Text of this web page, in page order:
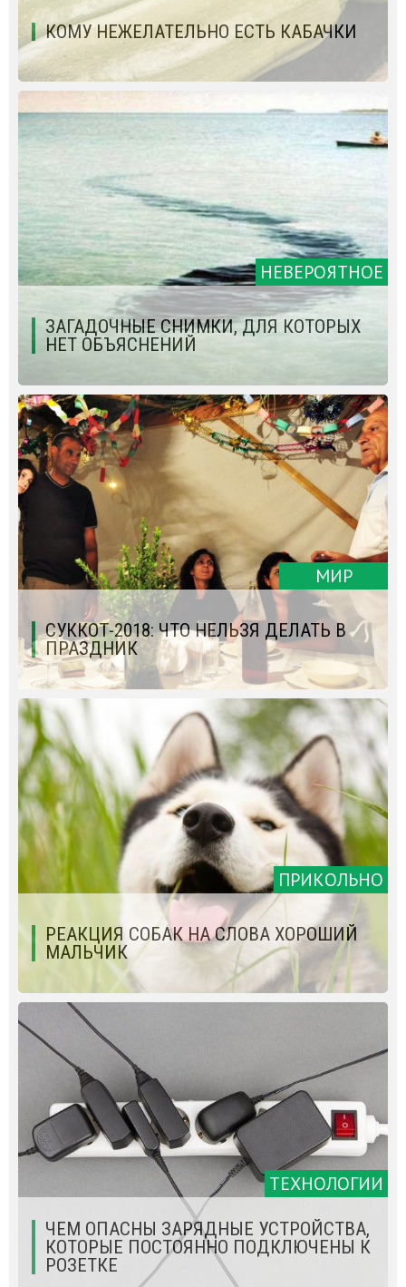
КОМУ НЕЖЕЛАТЕЛЬНО ЕСТЬ КАБАЧКИ
НЕВЕРОЯТНОЕ
ЗАГАДОЧНЫЕ СНИМКИ, ДЛЯ КОТОРЫХ
НЕТ ОБЪЯСНЕНИЙ
МИР
СУККОТ-2018: ЧТО НЕЛЬЗЯ ДЕЛАТЬ В
ПРАЗДНИК
ПРИКОЛЬНО
РЕАКЦИЯ СОБАК НА СЛОВА ХОРОШИЙ
МАЛЬЧИК
ТЕХНОЛОГИИ
ЧЕМ ОПАСНЫ ЗАРЯДНЫЕ УСТРОЙСТВА,
КОТОРЫЕ ПОСТОЯННО ПОДКЛЮЧЕНЫ К
РОЗЕТКЕ